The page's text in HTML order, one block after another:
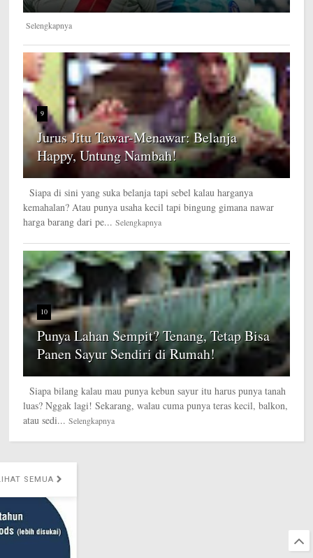
Selengkapnya
9
Jurus Jitu Tawar-Menawar: Belanja
Happy, Untung Nambah!
Siapa di sini yang suka belanja tapi sebel kalau harganya
kemahalan? Atau punya usaha kecil tapi bingung gimana nawar
harga barang dari pe... Selengkapnya
10
Punya Lahan Sempit? Tenang, Tetap Bisa
Panen Sayur Sendiri di Rumah!
Siapa bilang kalau mau punya kebun sayur itu harus punya tanah
luas? Nggak lagi! Sekarang, walau cuma punya teras kecil, balkon,
atau sedi... Selengkapnya